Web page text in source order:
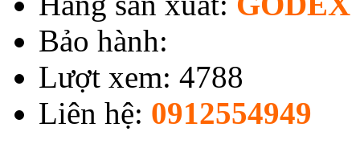
Bảo hành:
Lượt xem: 4788
Liên hệ: 0912554949